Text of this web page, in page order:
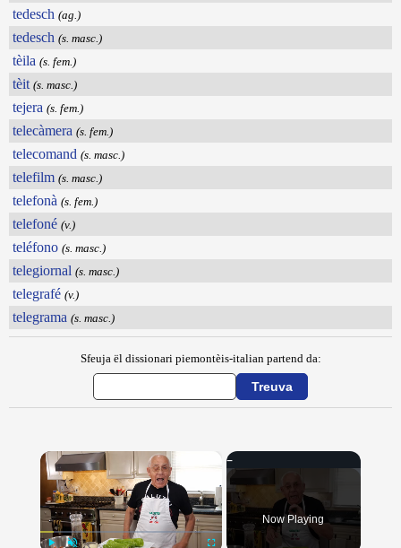
tedesch (ag.)
tedesch (s. masc.)
tèila (s. fem.)
tèit (s. masc.)
tejera (s. fem.)
telecàmera (s. fem.)
telecomand (s. masc.)
telefilm (s. masc.)
telefonà (s. fem.)
telefoné (v.)
teléfono (s. masc.)
telegiornal (s. masc.)
telegrafé (v.)
telegrama (s. masc.)
Sfeuja ël dissionari piemontèis-italian partend da:
Now Playing